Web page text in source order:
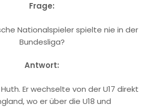
Frage:
Nationalspieler spielte nie in der
Bundesliga?
Antwort:
Er wechselte von der U17 direkt
wo er über die U18 und